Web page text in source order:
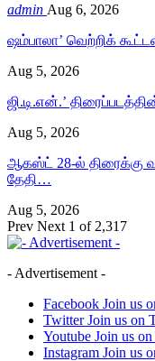
admin Aug 6, 2026
ஷம்பாலா’ வெற்றிக்
Aug 5, 2026
ஜி.டி.என்.’
Aug 5, 2026
ஆகஸ்ட் 28-ல் திரைக்கு
தேதி…
Aug 5, 2026
Prev Next 1 of 2,317
- Advertisement -
Facebook Join us
Twitter Join us on
Youtube Join us
Instagram Join us